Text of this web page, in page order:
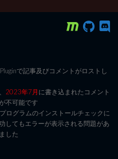
で記事及びコメントがロストし
2023年7月に書き込まれたコメント
不可能です
ログラムのインストールチェックに
してもエラーが表示される問題があ
した